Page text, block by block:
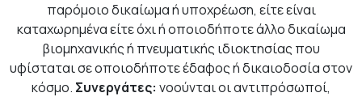
παρόμοιο δικαίωμα ή υποχρέωση, είτε είναι
καταχωρημένα είτε όχι ή οποιοδήποτε άλλο δικαίωμα
βιομηχανικής ή πνευματικής ιδιοκτησίας που
υφίσταται σε οποιοδήποτε έδαφος ή δικαιοδοσία στον
κόσμο. Συνεργάτες: νοούνται οι αντιπρόσωποί,